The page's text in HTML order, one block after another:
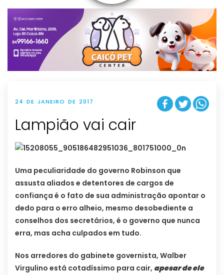
v
g
t
i
o
n
24 DE JANEIRO DE 2017
Lampião vai cair
Uma peculiaridade do governo Robinson que
assusta aliados e detentores de cargos de
confiança é o fato de sua administração apontar o
dedo para o erro alheio, mesmo desobediente a
conselhos dos secretários, é o governo que nunca
erra, mas acha culpados em tudo.
Nos arredores do gabinete governista, Walber
Virgulino está cotadíssimo para cair, apesar de ele